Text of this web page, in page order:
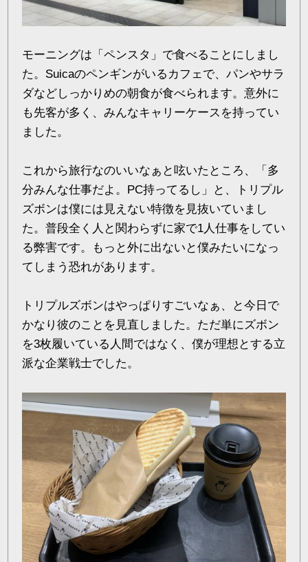
モーニングは「ペンスタ」で食べることにしまし
た。Suicaのペンギンがいるカフェで、パンやサラ
ダなどしっかりめの朝食が食べられます。意外に
も先客が多く、みんなキャリーケースを持ってい
ました。
これから旅行なのいいなぁと呟いたところ、「多
分みんな仕事だよ。PC持ってるし」と、トリプル
ズボンは僕には見えない特徴を見抜いていまし
た。普段全く人と関わらずに家で1人仕事をしてい
る弊害です。もっと外に出ないと僕みたいになっ
てしまう恐れがあります。
トリプルズボンはやっぱりすごいなぁ、と今日で
かなり彼のことを見直しました。ただ単にズボン
を3枚履いている人間ではなく、僕が理想とする立
派な企業戦士でした。